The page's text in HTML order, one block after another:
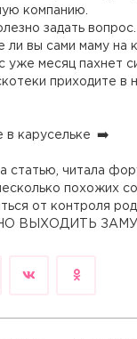
компанию.
задать
ли вы сами маму на
уже месяц пахнет
приходите в
в карусельке
статью, читала
похожих
от контроля
ВЫХОДИТЬ